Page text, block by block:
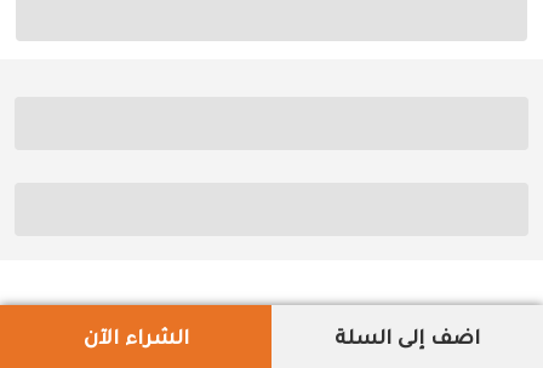
اضف إلى السلة الشراء الآن